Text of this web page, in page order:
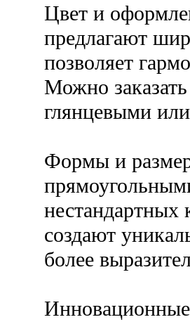
Цвет и
предлагают
позволяет
Можно
глянцевыми
Формы и
создают
более